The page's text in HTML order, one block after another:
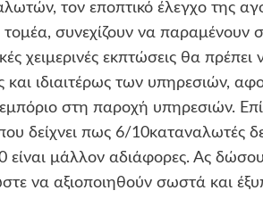
τον εποπτικό έλεγχο της
τομέα, συνεχίζουν να
χειμερινές εκπτώσεις θα
ιδιαιτέρως των υπηρεσιών,
στη παροχή υπηρεσιών.
δείχνει πως 6/10καταναλωτές
είναι μάλλον αδιάφορες. Ας
να αξιοποιηθούν σωστά και